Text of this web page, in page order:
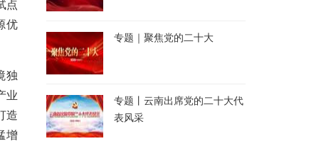
点
优
独
业
造
增
专题｜聚焦党的二十大
专题丨云南出席党的二十大代
表风采